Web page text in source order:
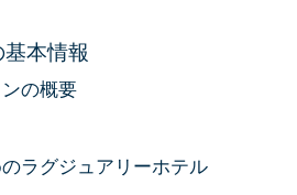
本情報
の概要
ラグジュアリーホテル